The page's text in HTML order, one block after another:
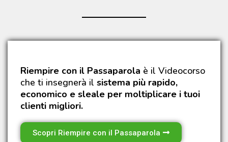
Riempire con il Passaparola è il Videocorso
che ti insegnerà il sistema più rapido,
economico e sleale per moltiplicare i tuoi
clienti migliori.
Scopri Riempire con il Passaparola